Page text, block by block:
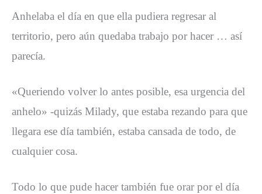
Anhelaba el día en que ella pudiera regresar al
territorio, pero aún quedaba trabajo por hacer … así
parecía.
«Queriendo volver lo antes posible, esa urgencia del
anhelo» -quizás Milady, que estaba rezando para que
llegara ese día también, estaba cansada de todo, de
cualquier cosa.
Todo lo que pude hacer también fue orar por el día